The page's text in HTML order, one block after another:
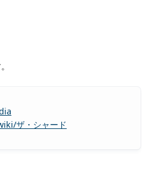
ザ・シャード